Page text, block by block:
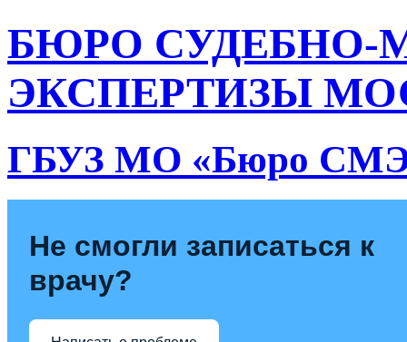
БЮРО
ЭКСПЕРТИЗЫ
ГБУЗ МО «Бюро
Не смогли записаться к
врачу?